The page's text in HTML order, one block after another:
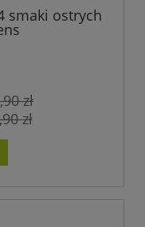
smaki ostrych
zł
zł